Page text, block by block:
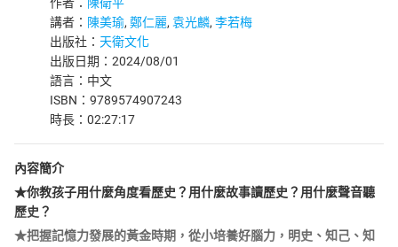
講者： 陳美瑜, 鄭仁麗, 袁光麟, 李若梅
出版社： 天衛文化
出版日期：2024/08/01
語言：中文
ISBN：9789574907243
時長：02:27:17
內容簡介
★你教孩子用什麼角度看歷史？用什麼故事讀歷史？用什麼聲音聽
歷史？
★把握記憶力發展的黃金時期，從小培養好腦力，明史、知己、知